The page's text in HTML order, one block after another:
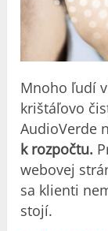
Mnoho ľudí
krištáľovo
AudioVerde
k rozpočtu.
webovej
sa klienti
stojí.